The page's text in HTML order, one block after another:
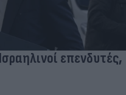
επενδυτές,